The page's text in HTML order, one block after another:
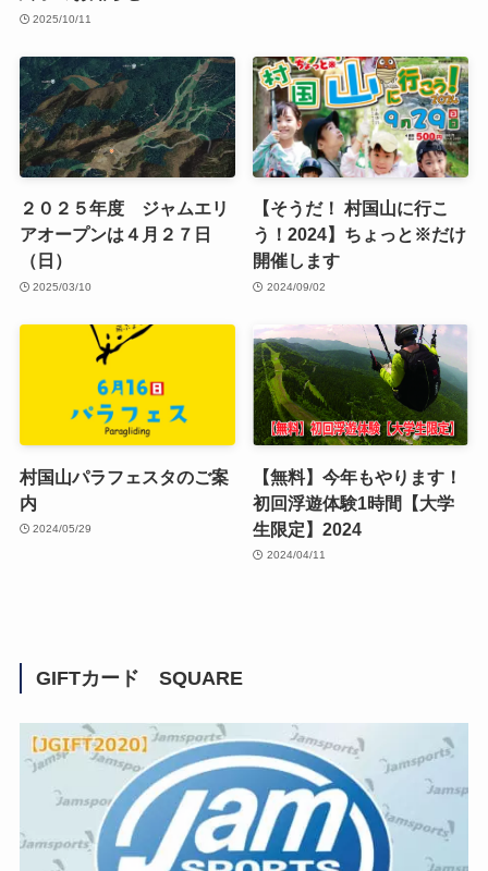
2025/10/11
２０２５年度 ジャムエリ
アオープンは４月２７日
（日）
2025/03/10
【そうだ！ 村国山に行こ
う！2024】ちょっと※だけ
開催します
2024/09/02
村国山パラフェスタのご案
内
2024/05/29
【無料】今年もやります！
初回浮遊体験1時間【大学
生限定】2024
2024/04/11
GIFTカード SQUARE